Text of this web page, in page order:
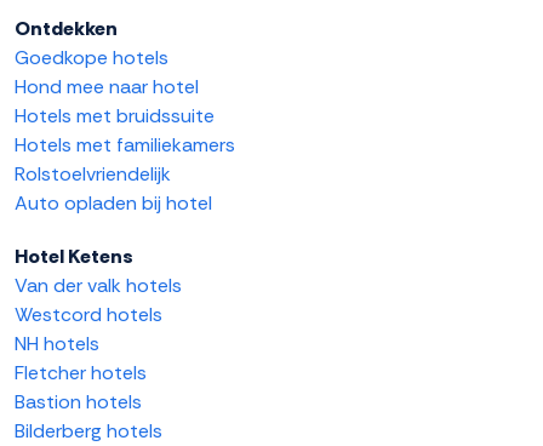
Ontdekken
Goedkope hotels
Hond mee naar hotel
Hotels met bruidssuite
Hotels met familiekamers
Rolstoelvriendelijk
Auto opladen bij hotel
Hotel Ketens
Van der valk hotels
Westcord hotels
NH hotels
Fletcher hotels
Bastion hotels
Bilderberg hotels